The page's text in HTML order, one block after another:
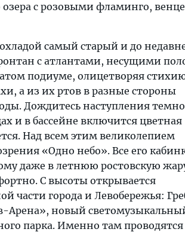
озера с розовыми фламинго,
самый старый и до
с атлантами, несущими
подиуме, олицетворяя
а из их ртов в разные стороны
Дождитесь наступления
и в бассейне включится цветная
Над всем этим великолепием
«Одно небо». Все его
даже в летнюю ростовскую
С высоты открывается
части города и Левобережья:
Арена», новый
парка. Именно там